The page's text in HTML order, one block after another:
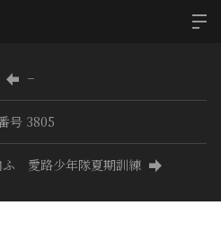
−
号 3805
ふ 愛路少年隊夏期訓練